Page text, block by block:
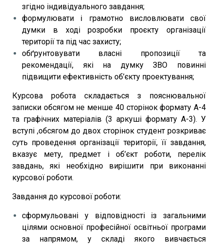
згідно індивідуального завдання;
формулювати і грамотно висловлювати свої
думки в ході розробки проєкту організації
території та під час захисту;
обґрунтовувати власні пропозиції та
рекомендації, які на думку ЗВО повинні
підвищити ефективність об’єкту проектування;
Курсова робота складається з пояснювальної
записки обсягом не менше 40 сторінок формату А-4
та графічних матеріалів (3 аркуші формату А-3). У
вступі ,обсягом до двох сторінок студент розкриває
суть проведення організації території, її завдання,
вказує мету, предмет і об’єкт роботи, перелік
завдань, які необхідно вирішити при виконанні
курсової роботи.
Завдання до курсової роботи:
сформульовані у відповідності із загальними
цілями основної професійної освітньої програми
за напрямом, у складі якого вивчається